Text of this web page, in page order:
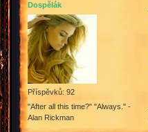
Dospělák
Příspěvků: 92
"After all this time?" "Always." -
Alan Rickman